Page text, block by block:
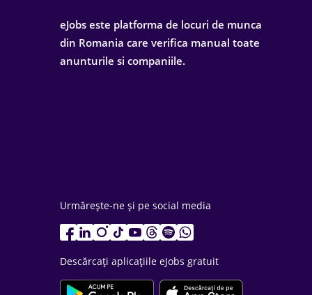
eJobs este platforma de locuri de munca
din Romania care verifica manual toate
anunturile si companiile.
Urmărește-ne și pe social media
Descărcați aplicațiile eJobs gratuit